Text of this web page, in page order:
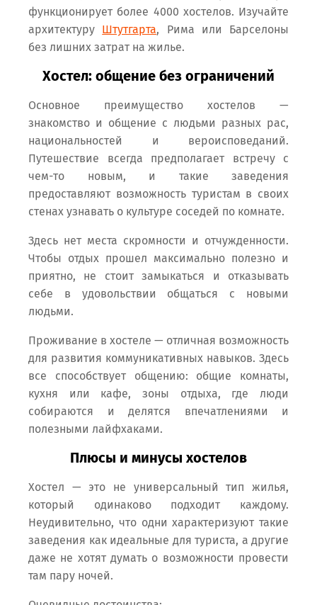
функционирует более 4000 хостелов. Изучайте
архитектуру Штутгарта, Рима или Барселоны
без лишних затрат на жилье.
Хостел: общение без ограничений
Основное преимущество хостелов —
знакомство и общение с людьми разных рас,
национальностей и вероисповеданий.
Путешествие всегда предполагает встречу с
чем-то новым, и такие заведения
предоставляют возможность туристам в своих
стенах узнавать о культуре соседей по комнате.
Здесь нет места скромности и отчужденности.
Чтобы отдых прошел максимально полезно и
приятно, не стоит замыкаться и отказывать
себе в удовольствии общаться с новыми
людьми.
Проживание в хостеле — отличная возможность
для развития коммуникативных навыков. Здесь
все способствует общению: общие комнаты,
кухня или кафе, зоны отдыха, где люди
собираются и делятся впечатлениями и
полезными лайфхаками.
Плюсы и минусы хостелов
Хостел — это не универсальный тип жилья,
который одинаково подходит каждому.
Неудивительно, что одни характеризуют такие
заведения как идеальные для туриста, а другие
даже не хотят думать о возможности провести
там пару ночей.